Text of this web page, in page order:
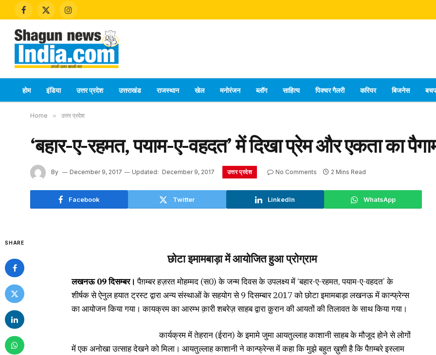
Facebook
X
Instagram
होम इंडिया उत्तर प्रदेश उत्तराखंड राजस्थान खेल मनोरंजन ब्लॉग साहित्य पिक्चर गैलरी करियर बिजनेस
Home » उत्तर प्रदेश
‘बहार-ए-रहमत, पयाम-ए-वहदत’ में दिखा प्रेम और एकता का
By December 9, 2017 Updated: December 9, 2017 उत्तर प्रदेश No Comments 2 Mins Read
Facebook Twitter LinkedIn WhatsApp
SHARE
छोटा इमामबाड़ा में आयोजित हुआ प्रोग्राम
लखनऊ 09 दिसम्बर। पैग़म्बर हज़रत मोहम्मद (स0) के जन्म दिवस के उपलक्ष्य में ‘बहार-ए-रहमत, पयाम-ए-वहदत’ के
शीर्षक से ऐनुल हयात ट्रस्ट द्वारा अन्य संस्थाओं के सहयोग से 9 दिसम्बार 2017 को छोटा इमामबाड़ा लखनऊ में कान्फ्रेन्स
का आयोजन किया गया। कायक्रम का आरम्भ क़ारी शबरेज़ साहब द्वारा क़ुरान की आयतों की तिलावत के साथ किया गया।
कार्यक्रम में तेहरान (ईरान) के इमामे जुमा आयतुल्लाह काशानी साहब के मौजूद होने से लोगों
में एक अनोखा उत्साह देखने को मिला। आयतुल्लाह काशानी ने कान्फ्रेन्स में कहा कि मुझे बहुत ख़ुशी है कि पैग़म्बरे इस्लाम